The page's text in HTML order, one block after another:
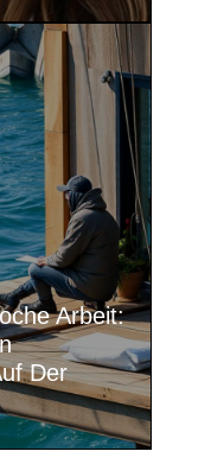
Arbeit:
Der